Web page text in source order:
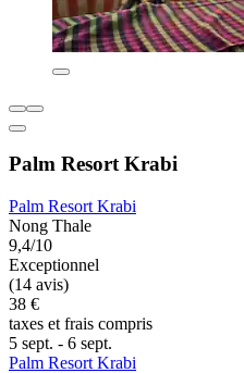
Palm Resort Krabi
Palm Resort Krabi
Nong Thale
9,4/10
Exceptionnel
(14 avis)
38 €
taxes et frais compris
5 sept. - 6 sept.
Palm Resort Krabi